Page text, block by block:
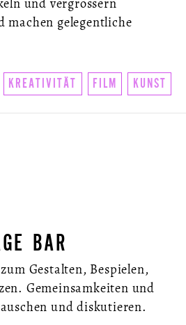
machen gelegentliche
KREATIVITÄT FILM KUNST
BAR
Gestalten, Bespielen,
Gemeinsamkeiten und
und diskutieren.